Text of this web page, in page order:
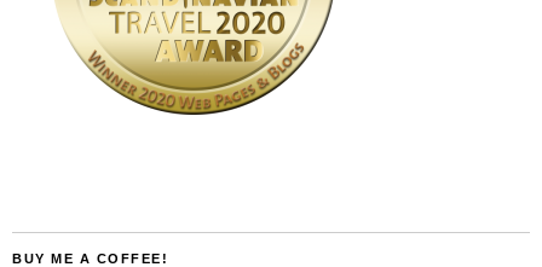
BUY ME A COFFEE!